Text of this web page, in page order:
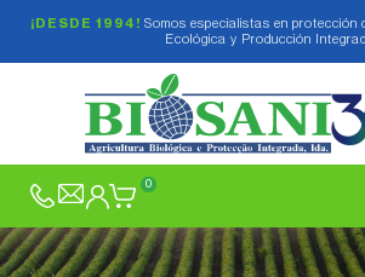
¡DESDE 1994! Somos especialistas en protección
Ecológica y Producción
0